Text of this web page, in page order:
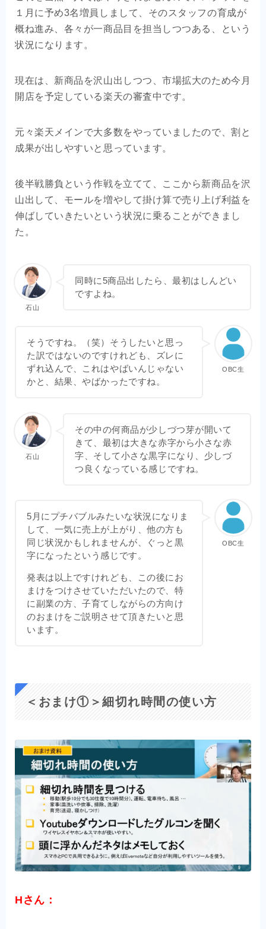
１月に予め3名増員しまして、そのスタッフの育成が
概ね進み、各々が一商品目を担当しつつある、という
状況になります。
現在は、新商品を沢山出しつつ、市場拡大のため今月
開店を予定している楽天の審査中です。
元々楽天メインで大多数をやっていましたので、割と
成果が出しやすいと思っています。
後半戦勝負という作戦を立てて、ここから新商品を沢
山出して、モールを増やして掛け算で売り上げ利益を
伸ばしていきたいという状況に乗ることができまし
た。
石山
同時に5商品出したら、最初はしんどい
ですよね。
OBC生
そうですね。（笑）そうしたいと思っ
た訳ではないのですけれども、ズレに
ずれ込んで、これはやばいんじゃない
かと、結果、やばかったですね。
石山
その中の何商品が少しづつ芽が開いて
きて、最初は大きな赤字から小さな赤
字、そして小さな黒字になり、少しづ
つ良くなっている感じですね。
OBC生
5月にプチバブルみたいな状況になりま
して、一気に売上が上がり、他の方も
同じ状況かもしれませんが、ぐっと黒
字になったという感じです。
発表は以上ですけれども、この後にお
まけをつけさせていただいたので、特
に副業の方、子育てしながらの方向け
のおまけをご説明させて頂きたいと思
います。
＜おまけ①＞細切れ時間の使い方
Hさん：